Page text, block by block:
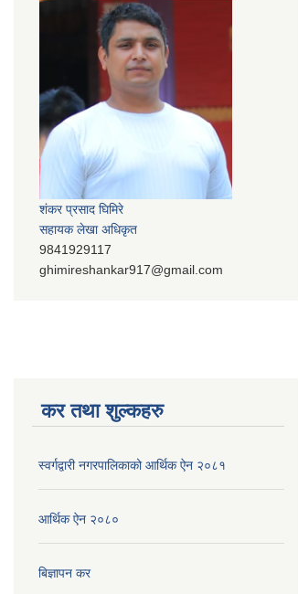
शंकर प्रसाद घिमिरे
सहायक लेखा अधिकृत
9841929117
ghimireshankar917@gmail.com
कर तथा शुल्कहरु
स्वर्गद्वारी नगरपालिकाको आर्थिक ऐन २०८१
आर्थिक ऐन २०८०
बिज्ञापन कर